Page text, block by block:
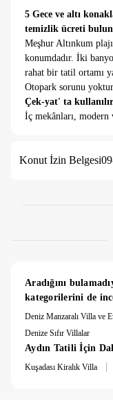
5 Gece ve altı
temizlik ücreti
Meşhur Altınkum
konumdadır. İki
rahat bir tatil ortamı
Otopark sorunu
Çek-yat' ta
İç mekânları,
Huzurlu ve keyifli bir
Konut İzin Belgesi
Aradığını
kategorilerini de
Deniz Manzaralı Villa ve
Denize Sıfır Villalar
Aydın Tatili İçin
Kuşadası Kiralık Villa |